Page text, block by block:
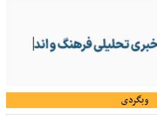
وبگردی